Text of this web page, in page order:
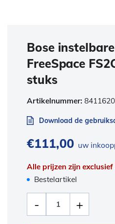
Bose
FreeSpace
stuks
Artikelnummer:
Download de
€111,00 uw
Alle prijzen zijn
Bestelartikel